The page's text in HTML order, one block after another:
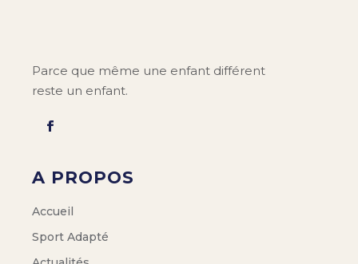
Parce que même une enfant différent
reste un enfant.
A PROPOS
Accueil
Sport Adapté